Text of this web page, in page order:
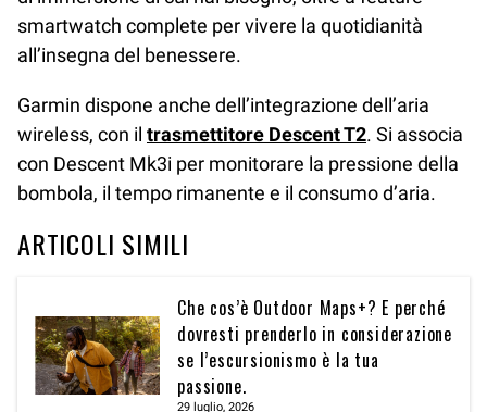
smartwatch complete per vivere la quotidianità
all’insegna del benessere.
Garmin dispone anche dell’integrazione dell’aria
wireless, con il trasmettitore Descent T2. Si associa
con Descent Mk3i per monitorare la pressione della
bombola, il tempo rimanente e il consumo d’aria.
ARTICOLI SIMILI
Che cos’è Outdoor Maps+? E perché
dovresti prenderlo in considerazione
se l’escursionismo è la tua
passione.
29 luglio, 2026